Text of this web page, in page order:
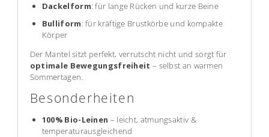
Dackelform: für lange Rücken und kurze Beine
Bulliform: für kräftige Brustkörbe und kompakte
Körper
Der Mantel sitzt perfekt, verrutscht nicht und sorgt für
optimale Bewegungsfreiheit – selbst an warmen
Sommertagen.
Besonderheiten
100% Bio-Leinen – leicht, atmungsaktiv &
temperaturausgleichend